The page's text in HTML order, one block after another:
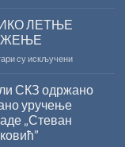
ХРИСОВУЉЕ
2026.
ЛЕТЊЕ
су искљученина
СКЗ одржано
уручење
„Стеван